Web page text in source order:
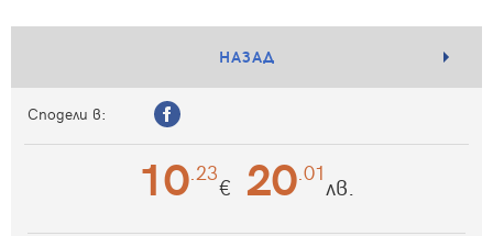
НАЗАД
Сподели в:
10 .23€ 20 .01лв.